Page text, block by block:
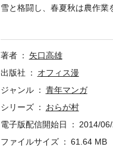
雪と格闘し、春夏秋は農作業
には深みがあり、四季の彩
らをも視野に入れつつ、物
巻の時間軸は冬の終わりから
著者
矢口高雄
出版社
オフィス漫
ジャンル
青年マンガ
シリーズ
おらが村
電子版配信開始日
2014/
ファイルサイズ
61.64 MB